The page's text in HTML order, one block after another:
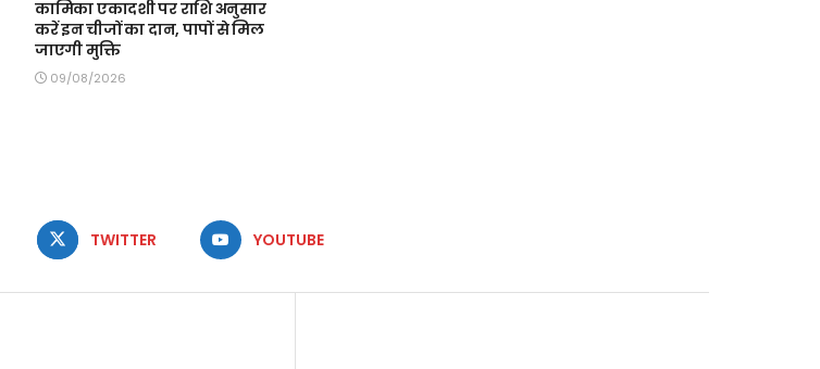
कामिका एकादशी पर राशि अनुसार
करें इन चीजों का दान, पापों से मिल
जाएगी मुक्ति
09/08/2026
TWITTER YOUTUBE